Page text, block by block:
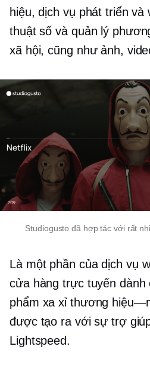
hiệu, dịch vụ phát triển
thuật số và quản lý
xã hội, cũng như ảnh,
Studiogusto đã hợp tác với rất
Là một phần của dịch vụ
cửa hàng trực tuyến dành
phẩm xa xỉ thương
được tạo ra với sự trợ
Lightspeed.